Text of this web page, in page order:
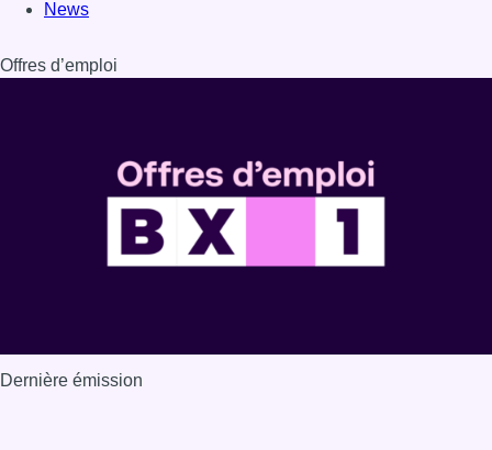
News
Offres d’emploi
Dernière émission